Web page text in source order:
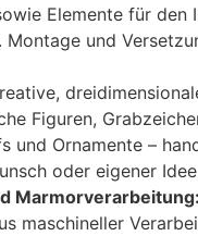
Elemente für den
Montage und
Figuren,
und Ornamente –
oder eigener
Marmorverarbeitung:
maschineller